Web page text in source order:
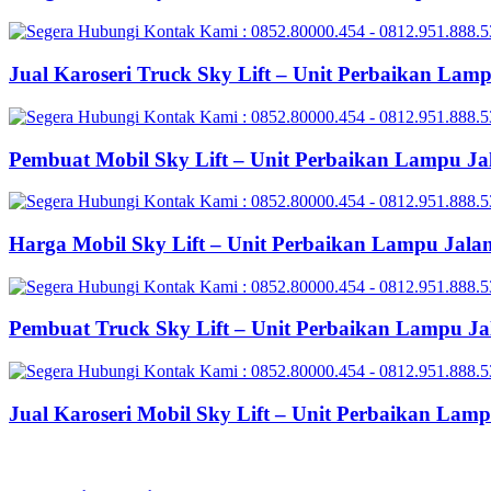
Jual Karoseri Truck Sky Lift – Unit Perbaikan
Pembuat Mobil Sky Lift – Unit Perbaikan Lampu
Harga Mobil Sky Lift – Unit Perbaikan Lampu
Pembuat Truck Sky Lift – Unit Perbaikan Lampu
Jual Karoseri Mobil Sky Lift – Unit Perbaikan